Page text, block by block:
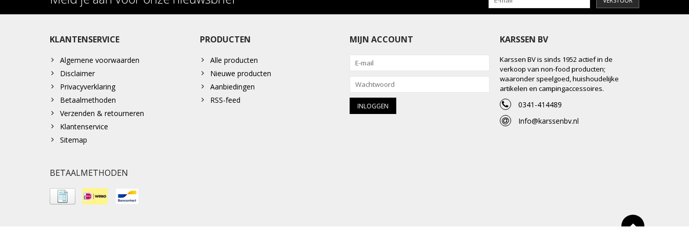
KLANTENSERVICE
Algemene voorwaarden
Disclaimer
Privacyverklaring
Betaalmethoden
Verzenden & retourneren
Klantenservice
Sitemap
PRODUCTEN
Alle producten
Nieuwe producten
Aanbiedingen
RSS-feed
MIJN ACCOUNT KARSSEN BV
Karssen BV is sinds 1952 actief in de
verkoop van non-food producten;
waaronder speelgoed, huishoudelijke
artikelen en campingaccessoires.
0341-414489
Info@karssenbv.nl
BETAALMETHODEN